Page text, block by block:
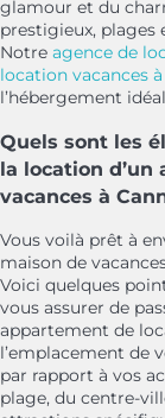
glamour et du
prestigieux, plages
Notre agence de
location vacances
l’hébergement
Quels sont les
la location d’un
vacances à
Vous voilà prêt à
maison de
Voici quelques
vous assurer de
appartement de
l’emplacement de
par rapport à vos
plage, du centre-